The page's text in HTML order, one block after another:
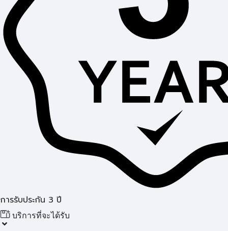
การรับประกัน 3 ปี
บริการที่จะได้รับ